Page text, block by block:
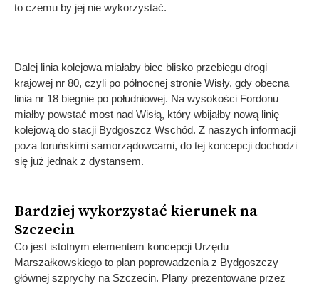
to czemu by jej nie wykorzystać.
Dalej linia kolejowa miałaby biec blisko przebiegu drogi
krajowej nr 80, czyli po północnej stronie Wisły, gdy obecna
linia nr 18 biegnie po południowej. Na wysokości Fordonu
miałby powstać most nad Wisłą, który wbijałby nową linię
kolejową do stacji Bydgoszcz Wschód. Z naszych informacji
poza toruńskimi samorządowcami, do tej koncepcji dochodzi
się już jednak z dystansem.
Bardziej wykorzystać kierunek na
Szczecin
Co jest istotnym elementem koncepcji Urzędu
Marszałkowskiego to plan poprowadzenia z Bydgoszczy
głównej szprychy na Szczecin. Plany prezentowane przez